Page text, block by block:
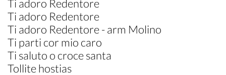
Ti adoro Redentore
Ti adoro Redentore
Ti adoro Redentore - arm Molino
Ti parti cor mio caro
Ti saluto o croce santa
Tollite hostias